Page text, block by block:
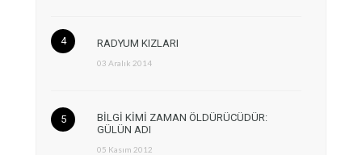
RADYUM KIZLARI
03 Aralık 2014
BİLGİ KİMİ ZAMAN ÖLDÜRÜCÜDÜR:
GÜLÜN ADI
05 Kasım 2012